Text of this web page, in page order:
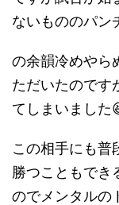
ないもののパン
の余韻冷めやら
ただいたのです
てしまいました
この相手にも普
勝つこともでき
のでメンタルの